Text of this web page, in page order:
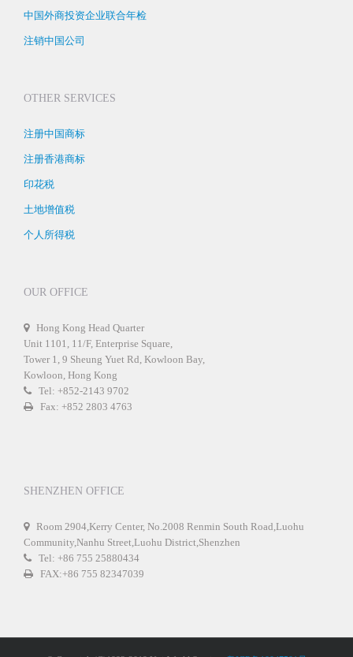
中国外商投资企业联合年检
注销中国公司
OTHER SERVICES
注册中国商标
注册香港商标
印花税
土地增值税
个人所得税
OUR OFFICE
Hong Kong Head Quarter
Unit 1101, 11/F, Enterprise Square,
Tower 1, 9 Sheung Yuet Rd, Kowloon Bay,
Kowloon, Hong Kong
Tel: +852-2143 9702
Fax: +852 2803 4763
SHENZHEN OFFICE
Room 2904,Kerry Center, No.2008 Renmin South Road,Luohu
Community,Nanhu Street,Luohu District,Shenzhen
Tel: +86 755 25880434
FAX:+86 755 82347039